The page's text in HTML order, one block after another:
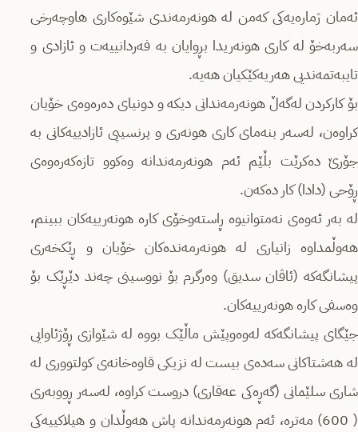
ئەمان ژمارەیەکی کەمن لە هونەرمەندی شێوەکاری هاوچەرخی
سەربەخۆ لە کاری هونەریدا بڕوایان بە فەردانییەت و ئازادی و
تایبەتمەندیی هەریەکێکیان هەیە.
بۆ کارکردن لەگەڵ هونەرمەندانی دیکە و دونیای دەرەوەی خۆیان
کراوەن، لەسەر بنەمای کاری هونەری و پرنسیپی ئازادییەکانی بە
جۆرێ دەکرێت بڵێم ئەم هونەرمەندانە وەکوو تازەکەرەوەی
ڕۆحی (دادا) کار دەکەن.
لە بەر ئەوەی نەمتوانیوە ڕاستەوخۆی کارە هونەرییەکان ببینم،
هەوڵمداوە زانیاری لە هونەرمەندەکان خۆیان و ڕێکخەری
پیشانگەکە (ئاڤان سدیق) وەرگرم بۆ نووسینی چەند دێڕێک بۆ
وەسفی کارە هونەرییەکان.
جێگای پیشانگەکە لەوەوپێش ماڵێک بووە لە شێوازی ڕۆژئاوایی
لە هەشتاکانی سەدەی بیست لە نزیکی قاوەخانەی کولتووری لە
شاری سلێمانی (گەڕەکی عەقاری) دروست کراوە، لەسەر ڕووبەری
( 600) مەترە، ئەم هونەرمەندانە پاش هەوڵدان و هیلاکییەکی